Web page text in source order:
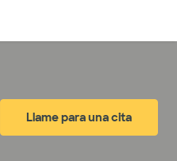
Llame para una cita